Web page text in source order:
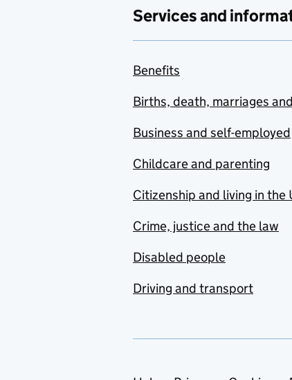
Services and
Benefits
Births, death, marriages
Business and self-employed
Childcare and parenting
Citizenship and living in the
Crime, justice and the law
Disabled people
Driving and transport